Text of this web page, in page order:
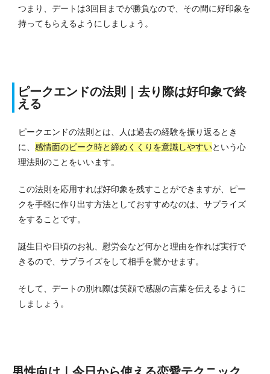
つまり、デートは3回目までが勝負なので、その間に好印象を
持ってもらえるようにしましょう。
ピークエンドの法則｜去り際は好印象で終
える
ピークエンドの法則とは、人は過去の経験を振り返るとき
に、 感情面のピーク時と締めくくりを意識しやすいという心
理法則のことをいいます。
この法則を応用すれば好印象を残すことができますが、ピー
クを手軽に作り出す方法としておすすめなのは、サプライズ
をすることです。
誕生日や日頃のお礼、慰労会など何かと理由を作れば実行で
きるので、サプライズをして相手を驚かせます。
そして、デートの別れ際は笑顔で感謝の言葉を伝えるように
しましょう。